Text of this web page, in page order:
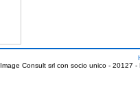
Image Consult srl con socio unico - 20127